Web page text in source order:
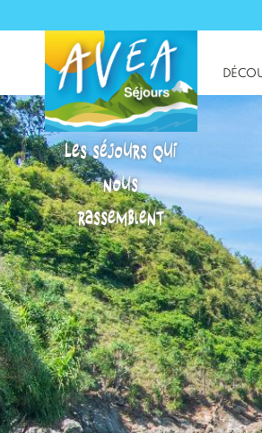
Les séjours qui
nous
rassemblent